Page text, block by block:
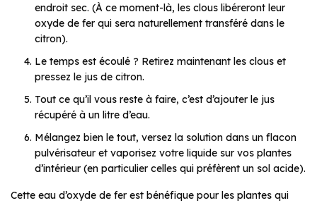
endroit sec. (À ce moment-là, les clous libéreront leur
oxyde de fer qui sera naturellement transféré dans le
citron).
Le temps est écoulé ? Retirez maintenant les clous et
pressez le jus de citron.
Tout ce qu’il vous reste à faire, c’est d’ajouter le jus
récupéré à un litre d’eau.
Mélangez bien le tout, versez la solution dans un flacon
pulvérisateur et vaporisez votre liquide sur vos plantes
d’intérieur (en particulier celles qui préfèrent un sol acide).
Cette eau d’oxyde de fer est bénéfique pour les plantes qui